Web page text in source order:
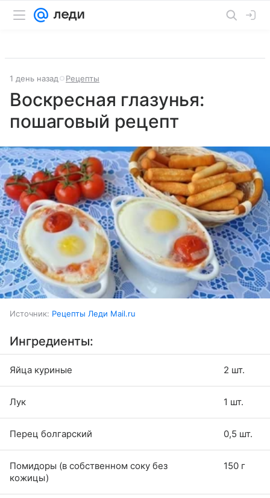
1 день назад Рецепты
Воскресная глазунья:
пошаговый рецепт
Источник: Рецепты Леди Mail.ru
Ингредиенты:
Яйца куриные 2 шт.
Лук 1 шт.
Перец болгарский 0,5 шт.
Помидоры (в собственном соку без
кожицы)
150 г